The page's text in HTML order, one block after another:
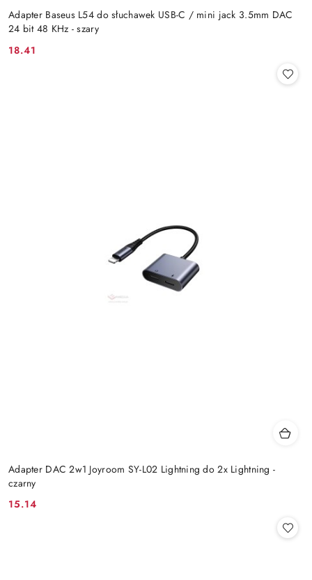
Adapter Baseus L54 do słuchawek USB-C / mini jack 3.5mm DAC
24 bit 48 KHz - szary
Cena:
18.41
Adapter DAC 2w1 Joyroom SY-L02 Lightning do 2x Lightning -
czarny
Cena:
15.14